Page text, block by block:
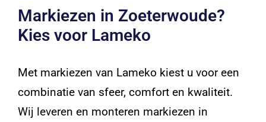
Markiezen in Zoeterwoude?
Kies voor Lameko
Met markiezen van Lameko kiest u voor een
combinatie van sfeer, comfort en kwaliteit.
Wij leveren en monteren markiezen in